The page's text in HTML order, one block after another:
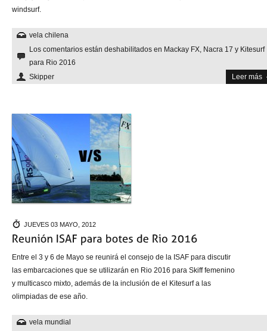
windsurf.
vela chilena
Los comentarios están deshabilitados en Mackay FX, Nacra 17 y Kitesurf
para Rio 2016
Skipper
Leer más
JUEVES 03 MAYO, 2012
Entre el 3 y 6 de Mayo se reunirá el consejo de la ISAF para discutir
las embarcaciones que se utilizarán en Rio 2016 para Skiff femenino
y multicasco mixto, además de la inclusión de el Kitesurf a las
olimpiadas de ese año.
vela mundial